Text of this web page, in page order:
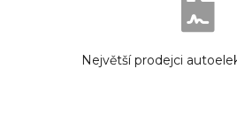
Největší prodejci